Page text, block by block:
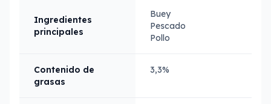
Ingredientes
principales
Buey
Pescado
Pollo
Contenido de
grasas
3,3%